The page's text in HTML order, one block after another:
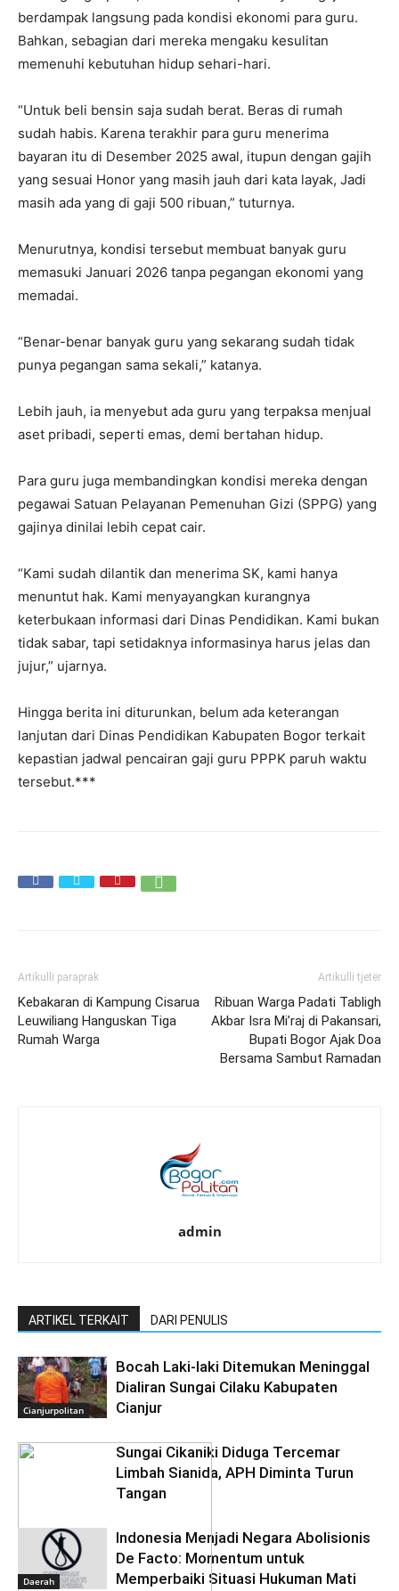
berdampak langsung pada kondisi ekonomi para guru.
Bahkan, sebagian dari mereka mengaku kesulitan
memenuhi kebutuhan hidup sehari-hari.
“Untuk beli bensin saja sudah berat. Beras di rumah
sudah habis. Karena terakhir para guru menerima
bayaran itu di Desember 2025 awal, itupun dengan gajih
yang sesuai Honor yang masih jauh dari kata layak, Jadi
masih ada yang di gaji 500 ribuan,” tuturnya.
Menurutnya, kondisi tersebut membuat banyak guru
memasuki Januari 2026 tanpa pegangan ekonomi yang
memadai.
“Benar-benar banyak guru yang sekarang sudah tidak
punya pegangan sama sekali,” katanya.
Lebih jauh, ia menyebut ada guru yang terpaksa menjual
aset pribadi, seperti emas, demi bertahan hidup.
Para guru juga membandingkan kondisi mereka dengan
pegawai Satuan Pelayanan Pemenuhan Gizi (SPPG) yang
gajinya dinilai lebih cepat cair.
“Kami sudah dilantik dan menerima SK, kami hanya
menuntut hak. Kami menyayangkan kurangnya
keterbukaan informasi dari Dinas Pendidikan. Kami bukan
tidak sabar, tapi setidaknya informasinya harus jelas dan
jujur,” ujarnya.
Hingga berita ini diturunkan, belum ada keterangan
lanjutan dari Dinas Pendidikan Kabupaten Bogor terkait
kepastian jadwal pencairan gaji guru PPPK paruh waktu
tersebut.***
Artikulli paraprak
Kebakaran di Kampung Cisarua
Leuwiliang Hanguskan Tiga
Rumah Warga
Artikulli tjetër
Ribuan Warga Padati Tabligh
Akbar Isra Mi’raj di Pakansari,
Bupati Bogor Ajak Doa
Bersama Sambut Ramadan
admin
ARTIKEL TERKAIT DARI PENULIS
Cianjurpolitan
Bocah Laki-laki Ditemukan Meninggal
Dialiran Sungai Cilaku Kabupaten
Cianjur
Sungai Cikaniki Diduga Tercemar
Limbah Sianida, APH Diminta Turun
Tangan
Daerah
‎Indonesia Menjadi Negara Abolisionis
De Facto: Momentum untuk
Memperbaiki Situasi Hukuman Mati